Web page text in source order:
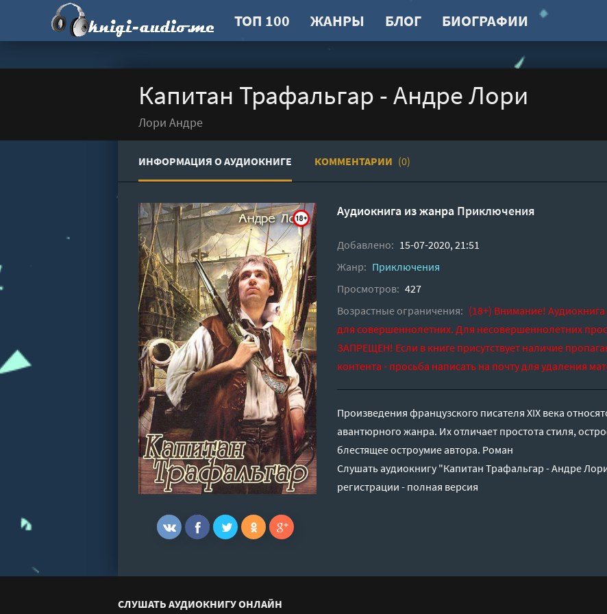
ТОП 100 ЖАНРЫ БЛОГ БИОГРАФИИ
Капитан Трафальгар - Андре Лори
Лори Андре
ИНФОРМАЦИЯ О АУДИОКНИГЕ КОММЕНТАРИИ (0)
Аудиокнига из жанра Приключения
Добавлено: 15-07-2020, 21:51
Жанр: Приключения
Просмотров: 427
Возрастные ограничения: (18+) Внимание!
для совершеннолетних. Для несовершеннолетних
ЗАПРЕЩЕН! Если в книге присутствует наличие
контента - просьба написать на почту для удаления
Произведения французского писателя XIX века
авантюрного жанра. Их отличает простота стиля,
блестящее остроумие автора. Роман
Слушать аудиокнигу "Капитан Трафальгар - Андре
регистрации - полная версия
СЛУШАТЬ АУДИОКНИГУ ОНЛАЙН